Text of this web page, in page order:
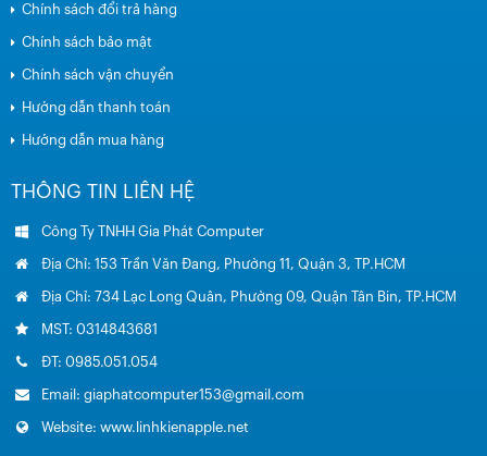
Chính sách đổi trả hàng
Chính sách bảo mật
Chính sách vận chuyển
Hướng dẫn thanh toán
Hướng dẫn mua hàng
THÔNG TIN LIÊN HỆ
Công Ty TNHH Gia Phát Computer
Địa Chỉ: 153 Trần Văn Đang, Phường 11, Quận 3, TP.HCM
Địa Chỉ: 734 Lạc Long Quân, Phường 09, Quận Tân Bin, TP.HCM
MST: 0314843681
ĐT: 0985.051.054
Email: giaphatcomputer153@gmail.com
Website: www.linhkienapple.net